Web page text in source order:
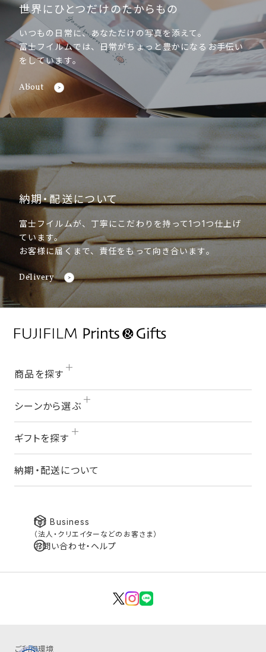
世界にひとつだけのたからもの
いつもの日常に、あなただけの写真を添えて。
富士フイルムでは、日常がちょっと豊かになるお手伝い
をしています。
About
納期・配送について
富士フイルムが、丁寧にこだわりを持って1つ1つ仕上げ
ています。
お客様に届くまで、責任をもって向き合います。
Delivery
商品を探す
シーンから選ぶ
ギフトを探す
納期・配送について
for Business
（法人・クリエイターなどのお客さま）
お問い合わせ・ヘルプ
ご利用環境